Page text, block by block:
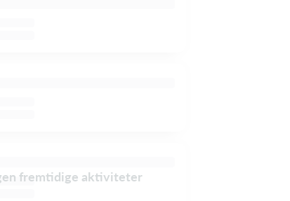
fremtidige aktiviteter